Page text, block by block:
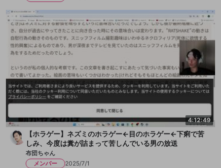
4:12:49
【ホラゲー】ネズミのホラゲー←目のホラゲー←下痢で苦
しみ、今度は糞が詰まって苦しんでいる男の放送
布団ちゃん
メンバー
2025/7/1